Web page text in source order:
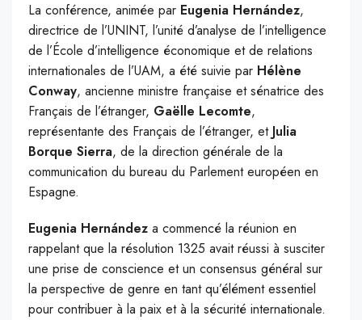
La conférence, animée par Eugenia Hernández,
directrice de l’UNINT, l’unité d’analyse de l’intelligence
de l’École d’intelligence économique et de relations
internationales de l’UAM, a été suivie par Hélène
Conway, ancienne ministre française et sénatrice des
Français de l’étranger, Gaëlle Lecomte,
représentante des Français de l’étranger, et Julia
Borque Sierra, de la direction générale de la
communication du bureau du Parlement européen en
Espagne.
Eugenia Hernández a commencé la réunion en
rappelant que la résolution 1325 avait réussi à susciter
une prise de conscience et un consensus général sur
la perspective de genre en tant qu’élément essentiel
pour contribuer à la paix et à la sécurité internationale.